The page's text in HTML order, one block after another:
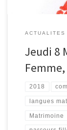
ACTUALITES
Jeudi 8
2018
langues
Matrimoine